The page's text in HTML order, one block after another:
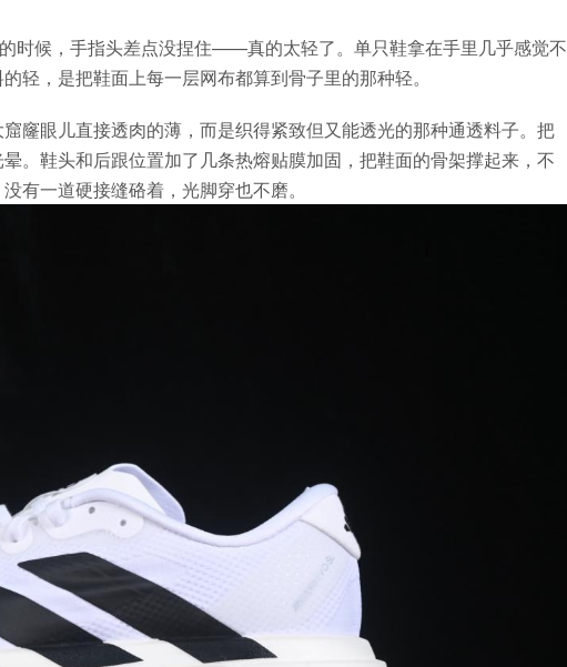
时候，手指头差点没捏住——真的太轻了。单只鞋拿在手里几乎感觉不
轻，是把鞋面上每一层网布都算到骨子里的那种轻。
窿眼儿直接透肉的薄，而是织得紧致但又能透光的那种通透料子。把
。鞋头和后跟位置加了几条热熔贴膜加固，把鞋面的骨架撑起来，不
有一道硬接缝硌着，光脚穿也不磨。